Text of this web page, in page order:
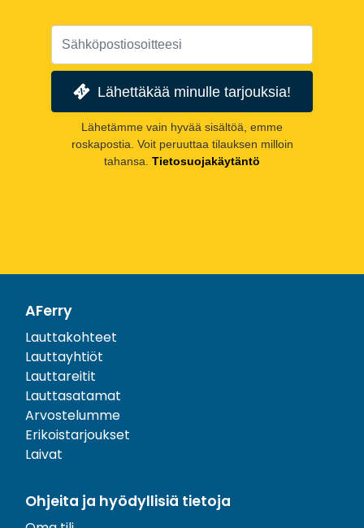
Lähettäkää minulle tarjouksia!
Lähetämme vain hyvää sisältöä, emme
roskapostia. Voit peruuttaa tilauksen milloin
tahansa. Tietosuojakäytäntö
AFerry
Lauttakohteet
Lauttayhtiöt
Lauttareitit
Lauttasatamat
Arvostelumme
Erikoistarjoukset
Laivat
Ohjeita ja hyödyllisiä tietoja